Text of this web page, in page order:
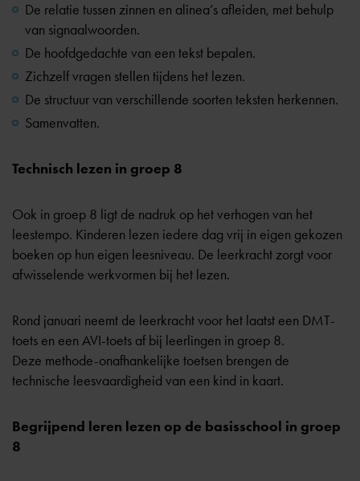
De relatie tussen zinnen en alinea’s afleiden, met behulp
van signaalwoorden.
De hoofdgedachte van een tekst bepalen.
Zichzelf vragen stellen tijdens het lezen.
De structuur van verschillende soorten teksten herkennen.
Samenvatten.
Technisch lezen in groep 8
Ook in groep 8 ligt de nadruk op het verhogen van het
leestempo. Kinderen lezen iedere dag vrij in eigen gekozen
boeken op hun eigen leesniveau. De leerkracht zorgt voor
afwisselende werkvormen bij het lezen.
Rond januari neemt de leerkracht voor het laatst een DMT-
toets en een AVI-toets af bij leerlingen in groep 8.
Deze methode-onafhankelijke toetsen brengen de
technische leesvaardigheid van een kind in kaart.
Begrijpend leren lezen op de basisschool in groep
8